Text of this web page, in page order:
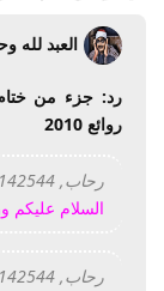
العبد لله
رد: جزء من
روائع 2010
رحاب, post: 142544 كتب
السلام عليكم
رحاب, post: 142544 كتب